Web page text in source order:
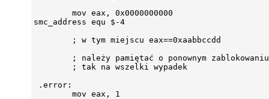
        mov eax, 0x0000000000
smc_address equ $-4
        ; w tym miejscu eax==0xaabbccdd
; należy pamiętać o ponownym
        ; tak na wszelki wypadek
.error:
        mov eax, 1